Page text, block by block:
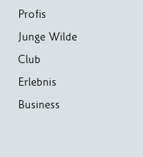
Profis
Junge Wilde
Club
Erlebnis
Business